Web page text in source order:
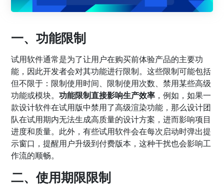
一、功能限制
试用软件通常是为了让用户在购买前体验产品的主要功
能，因此开发者会对其功能进行限制。这些限制可能包括
但不限于：限制使用时间、限制使用次数、禁用某些高级
功能或模块。功能限制直接影响生产效率 ，例如，如果一
款设计软件在试用版中禁用了高级渲染功能，那么设计团
队在试用期内无法生成高质量的设计方案，进而影响项目
进度和质量。此外，有些试用软件会在每次启动时弹出提
示窗口，提醒用户升级到付费版本，这种干扰也会影响工
作流的顺畅。
二、使用期限限制